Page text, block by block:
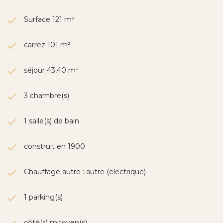
Surface 121 m²
carrez 101 m²
séjour 43,40 m²
3 chambre(s)
1 salle(s) de bain
construit en 1900
Chauffage autre : autre (electrique)
1 parking(s)